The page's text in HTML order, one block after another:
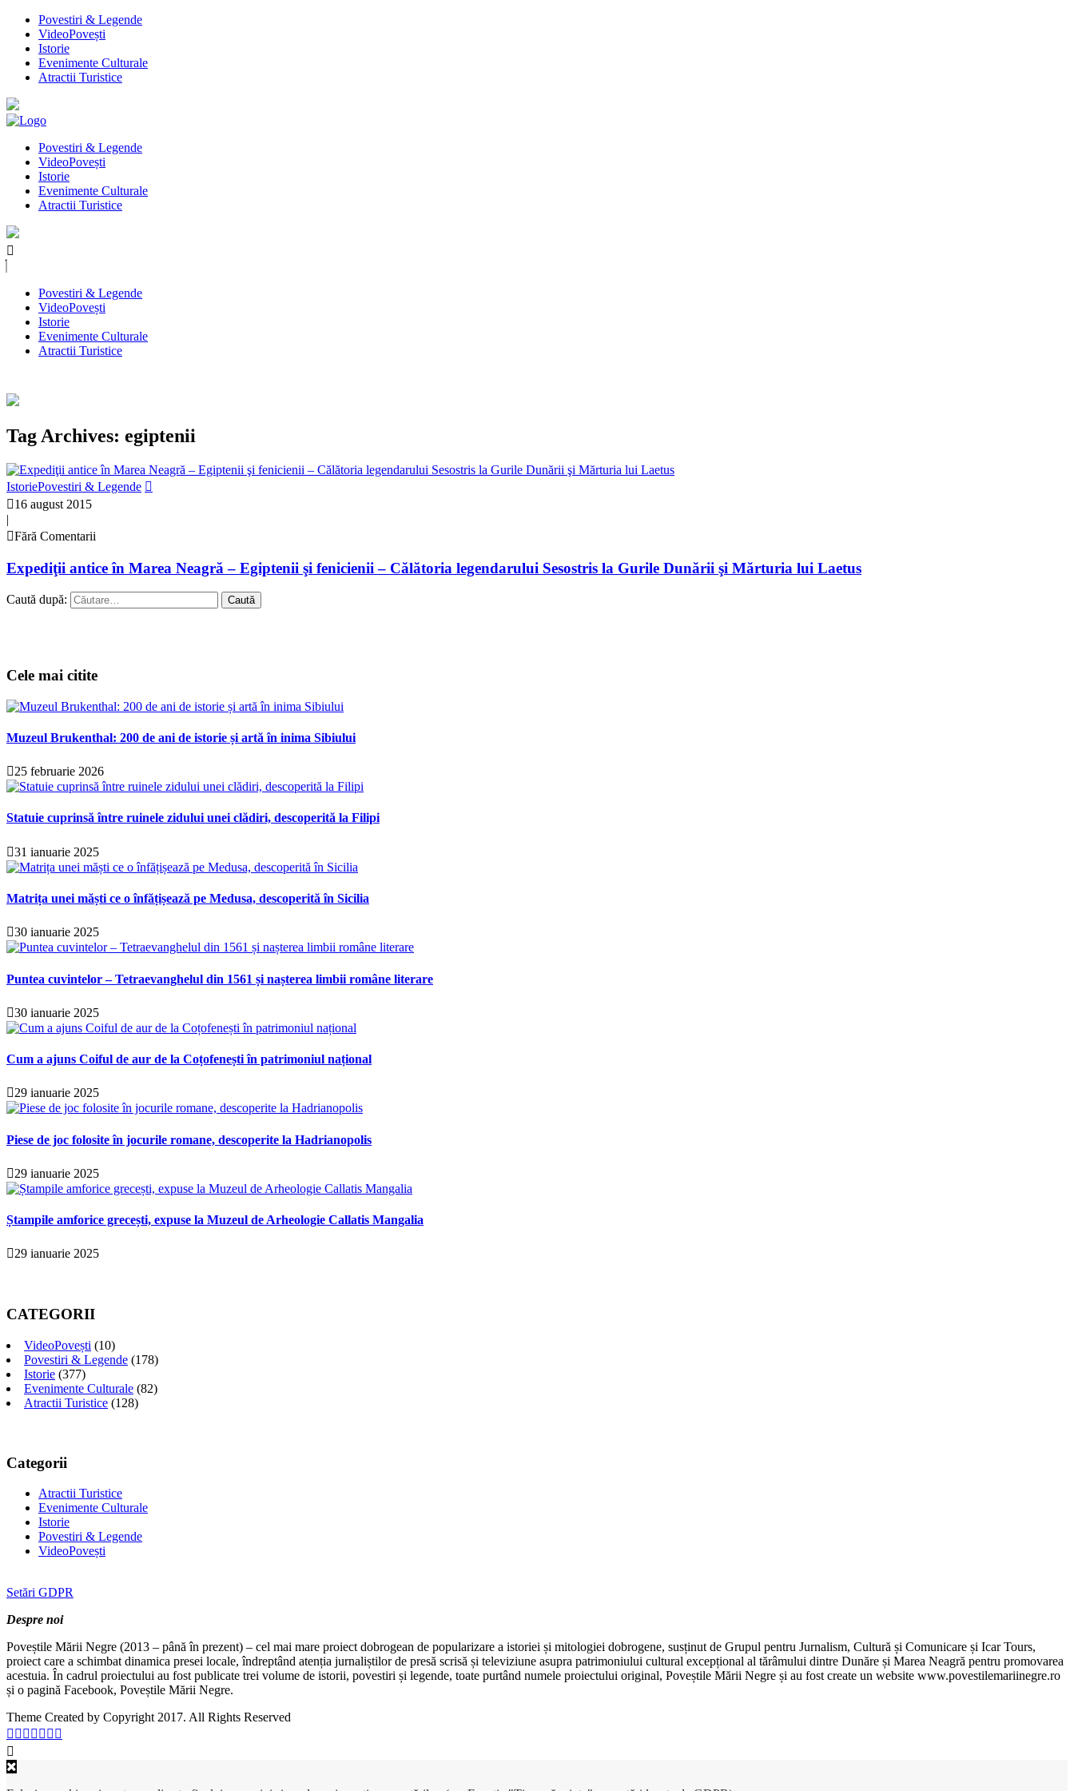
Povestiri & Legende
VideoPovești
Istorie
Evenimente Culturale
Atractii Turistice
Povestiri & Legende
VideoPovești
Istorie
Evenimente Culturale
Atractii Turistice
Povestiri & Legende
VideoPovești
Istorie
Evenimente Culturale
Atractii Turistice
Tag Archives: egiptenii
IstoriePovestiri & Legende
16 august 2015
|
Fără Comentarii
Expediţii antice în Marea Neagră – Egiptenii şi fenicienii – Călătoria legendarului Sesostris la Gurile Dunării şi Mărturia lui Laetus
Caută după:
Cele mai citite
Muzeul Brukenthal: 200 de ani de istorie și artă în inima Sibiului
25 februarie 2026
Statuie cuprinsă între ruinele zidului unei clădiri, descoperită la Filipi
31 ianuarie 2025
Matrița unei măști ce o înfățișează pe Medusa, descoperită în Sicilia
30 ianuarie 2025
Puntea cuvintelor – Tetraevanghelul din 1561 și nașterea limbii române literare
30 ianuarie 2025
Cum a ajuns Coiful de aur de la Coțofenești în patrimoniul național
29 ianuarie 2025
Piese de joc folosite în jocurile romane, descoperite la Hadrianopolis
29 ianuarie 2025
Ștampile amforice grecești, expuse la Muzeul de Arheologie Callatis Mangalia
29 ianuarie 2025
CATEGORII
VideoPovești (10)
Povestiri & Legende (178)
Istorie (377)
Evenimente Culturale (82)
Atractii Turistice (128)
Categorii
Atractii Turistice
Evenimente Culturale
Istorie
Povestiri & Legende
VideoPovești
Setări GDPR
Despre noi
Poveștile Mării Negre (2013 – până în prezent) – cel mai mare proiect dobrogean de popularizare a istoriei și mitologiei dobrogene, susținut de Grupul pentru Jurnalism, Cultură și Comunicare și Icar Tours,
proiect care a schimbat dinamica presei locale, îndreptând atenția jurnaliștilor de presă scrisă și televiziune asupra patrimoniului cultural excepțional al tărâmului dintre Dunăre și Marea Neagră pentru promovarea
acestuia. În cadrul proiectului au fost publicate trei volume de istorii, povestiri și legende, toate purtând numele proiectului original, Poveștile Mării Negre și au fost create un website www.povestilemariinegre.ro
și o pagină Facebook, Poveștile Mării Negre.
Theme Created by Copyright 2017. All Rights Reserved